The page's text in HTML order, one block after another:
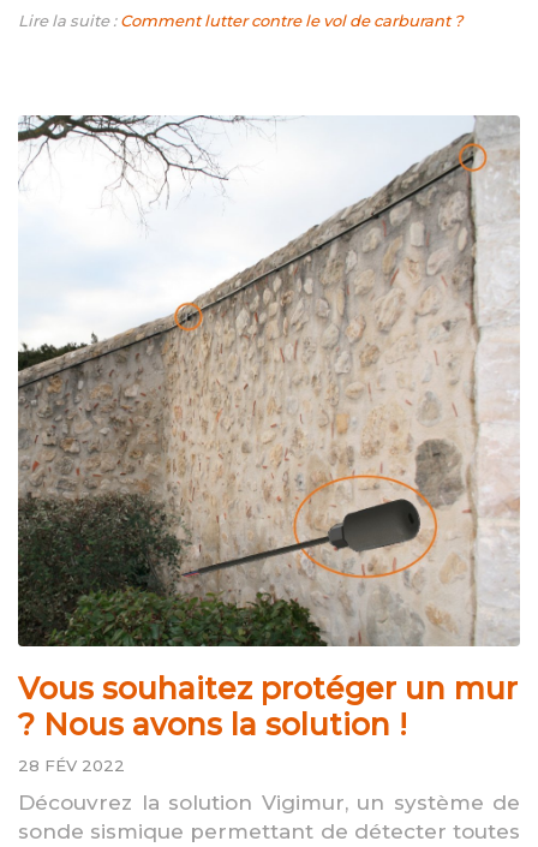
Lire la suite :Comment lutter contre le vol de carburant ?
Vous souhaitez protéger un mur
? Nous avons la solution !
28 FÉV 2022
Découvrez la solution Vigimur, un système de
sonde sismique permettant de détecter toutes